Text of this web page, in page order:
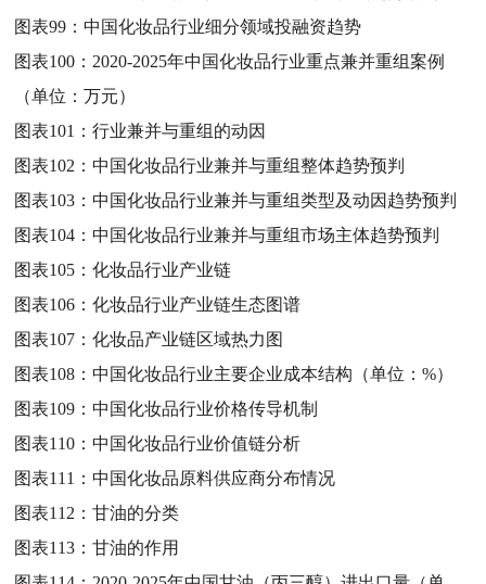
图表99：中国化妆品行业细分领域投融资趋势
图表100： 2020-2025年中国化妆品行业重点兼并重组案例
（单位：万元）
图表101：行业兼并与重组的动因
图表102：中国化妆品行业兼并与重组整体趋势预判
图表103：中国化妆品行业兼并与重组类型及动因趋势预判
图表104：中国化妆品行业兼并与重组市场主体趋势预判
图表105：化妆品行业产业链
图表106：化妆品行业产业链生态图谱
图表107：化妆品产业链区域热力图
图表108：中国化妆品行业主要企业成本结构（单位：%）
图表109：中国化妆品行业价格传导机制
图表110：中国化妆品行业价值链分析
图表111：中国化妆品原料供应商分布情况
图表112：甘油的分类
图表113：甘油的作用